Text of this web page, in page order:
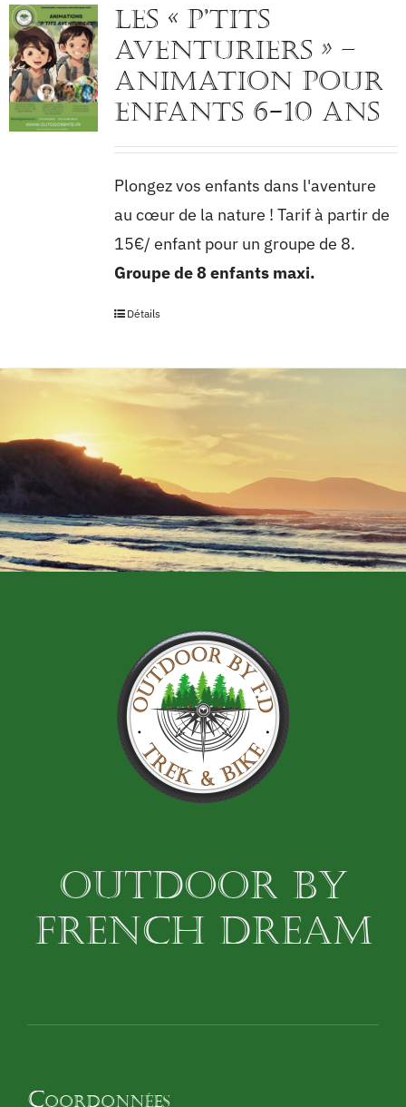
Les « p’tits
aventuriers » –
Animation pour
enfants 6-10 ans
Plongez vos enfants dans l'aventure
au cœur de la nature ! Tarif à partir de
15€/ enfant pour un groupe de 8.
Groupe de 8 enfants maxi.
Détails
OUTDOOR BY
FRENCH DREAM
Coordonnées